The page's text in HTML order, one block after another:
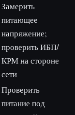
Замерить
питающее
напряжение;
проверить ИБП/
КРМ на стороне
сети
Проверить
питание под